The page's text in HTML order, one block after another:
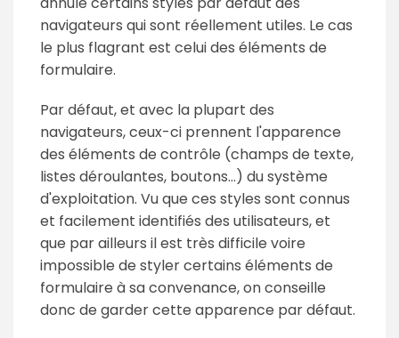
navigateurs qui sont réellement utiles. Le cas
le plus flagrant est celui des éléments de
formulaire.
Par défaut, et avec la plupart des
navigateurs, ceux-ci prennent l'apparence
des éléments de contrôle (champs de texte,
listes déroulantes, boutons…) du système
d'exploitation. Vu que ces styles sont connus
et facilement identifiés des utilisateurs, et
que par ailleurs il est très difficile voire
impossible de styler certains éléments de
formulaire à sa convenance, on conseille
donc de garder cette apparence par défaut.